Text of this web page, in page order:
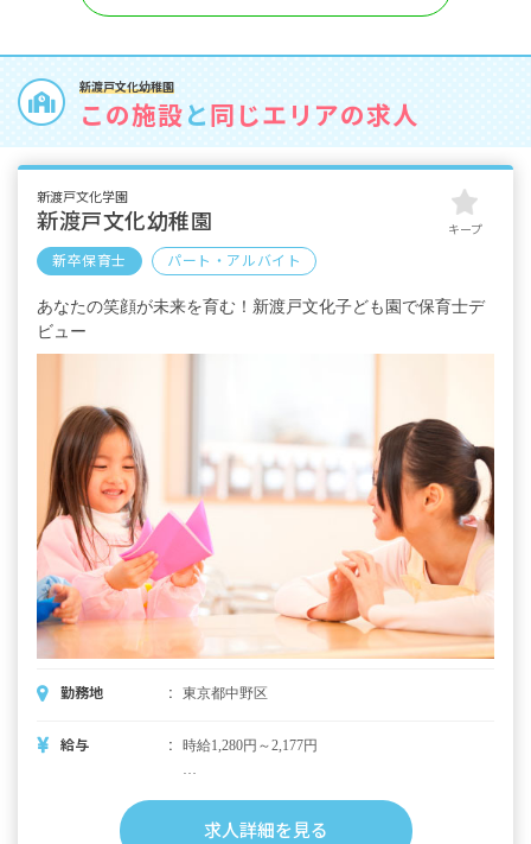
新渡戸文化幼稚園
この施設 と 同じエリアの求人
新渡戸文化学園
新渡戸文化幼稚園
新卒保育士 パート・アルバイト
キープ
あなたの笑顔が未来を育む！新渡戸文化子ども園で保育士デ
ビュー
勤務地 東京都中野区
給与 時給1,280円～2,177円
求人詳細を見る